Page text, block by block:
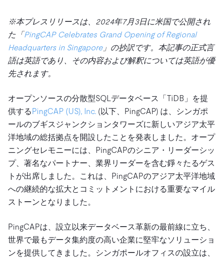
ニュース
会社案内
キャリア
パートナー
お問い合わせ
※本プレスリリースは、2024年7月3日に米国で公開され
た「PingCAP Celebrates Grand Opening of Regional
Headquarters in Singapore」の抄訳です。本記事の正式言
語は英語であり、その内容および解釈については英語が優
先されます。
オープンソースの分散型SQLデータベース「TiDB」を提
供するPingCAP (US), Inc. (以下、PingCAP) は、シンガポ
ールのブギスジャンクションタワーズに新しいアジア太平
洋地域の総括拠点を開設したことを発表しました。オープ
ニングセレモニーには、PingCAPのシニア・リーダーシッ
プ、著名なパートナー、業界リーダーを含む錚々たるゲス
トが出席しました。これは、PingCAPのアジア太平洋地域
への継続的な拡大とコミットメントにおける重要なマイル
ストーンとなりました。
PingCAPは、設立以来データベース革新の最前線に立ち、
世界で最もデータ集約度の高い企業に堅牢なソリューショ
ンを提供してきました。シンガポールオフィスの設立は、